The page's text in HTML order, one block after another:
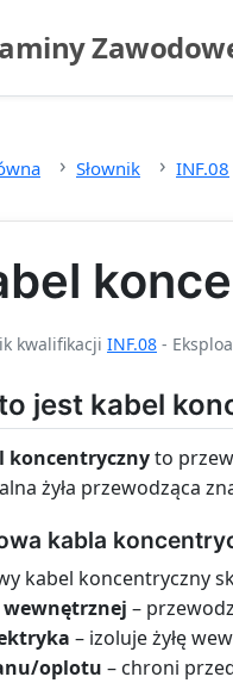
główna
Słownik INF.08
kwalifikacji INF.08 -
jest kabel
koncentrycznyto
żyła przewodząca
kabla
kabel koncentryczny
wewnętrznej –
– izoluje żyłę
oplotu – chroni